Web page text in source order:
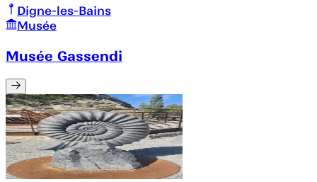
Digne-les-Bains
Musée
Musée Gassendi